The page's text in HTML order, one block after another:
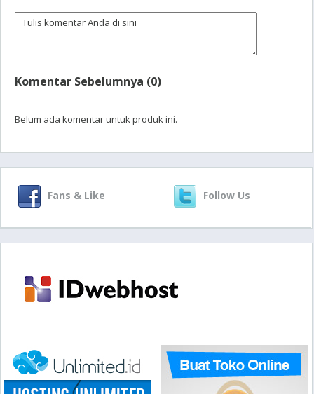
Komentar Sebelumnya (0)
Belum ada komentar untuk produk ini.
Fans & Like Follow Us